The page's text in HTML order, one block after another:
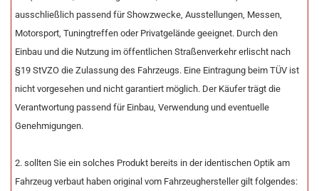
ausschließlich passend für Showzwecke, Ausstellungen, Messen,
Motorsport, Tuningtreffen oder Privatgelände geeignet. Durch den
Einbau und die Nutzung im öffentlichen Straßenverkehr erlischt nach
§19 StVZO die Zulassung des Fahrzeugs. Eine Eintragung beim TÜV ist
nicht vorgesehen und nicht garantiert möglich. Der Käufer trägt die
Verantwortung passend für Einbau, Verwendung und eventuelle
Genehmigungen.
2. sollten Sie ein solches Produkt bereits in der identischen Optik am
Fahrzeug verbaut haben original vom Fahrzeughersteller gilt folgendes: